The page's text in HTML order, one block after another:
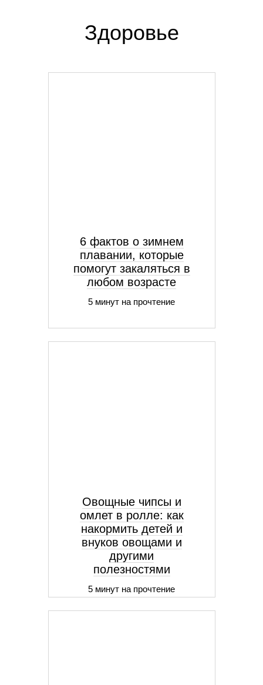
Здоровье
6 фактов о зимнем
плавании, которые
помогут закаляться в
любом возрасте
5 минут на прочтение
Овощные чипсы и
омлет в ролле: как
накормить детей и
внуков овощами и
другими
полезностями
5 минут на прочтение